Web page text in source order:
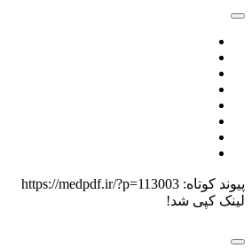
پیوند کوتاه: https://medpdf.ir/?p=113003
لینک کپی شد!